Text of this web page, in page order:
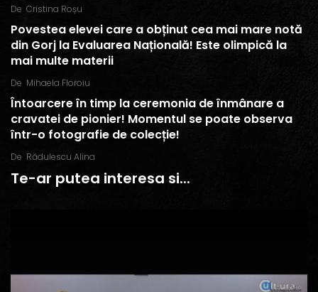
De Cristina Roșu
Povestea elevei care a obținut cea mai mare notă
din Gorj la Evaluarea Națională! Este olimpică la
mai multe materii
De Mihaela Floroiu
Întoarcere în timp la ceremonia de înmânare a
cravatei de pionier! Momentul se poate observa
într-o fotografie de colecție!
De Rădulescu Alina
Te-ar putea interesa si...